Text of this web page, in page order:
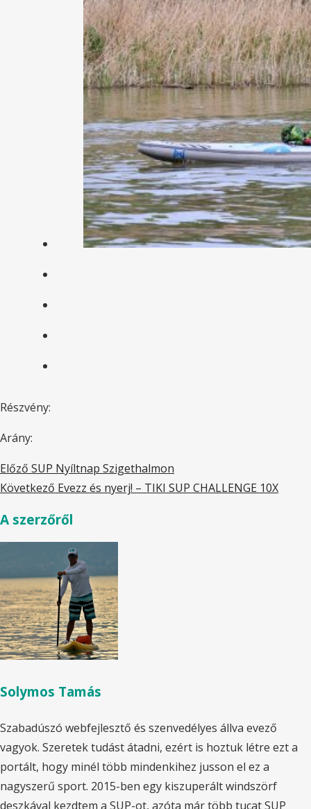
Részvény:
Arány:
Előző SUP Nyíltnap Szigethalmon
Következő Evezz és nyerj! – TIKI SUP CHALLENGE 10X
A szerzőről
Solymos Tamás
Szabadúszó webfejlesztő és szenvedélyes állva evező
vagyok. Szeretek tudást átadni, ezért is hoztuk létre ezt a
portált, hogy minél több mindenkihez jusson el ez a
nagyszerű sport. 2015-ben egy kiszuperált windszörf
deszkával kezdtem a SUP-ot, azóta már több tucat SUP